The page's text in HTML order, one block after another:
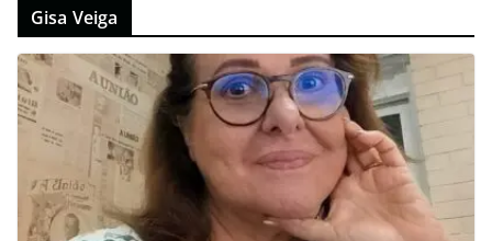
Gisa Veiga